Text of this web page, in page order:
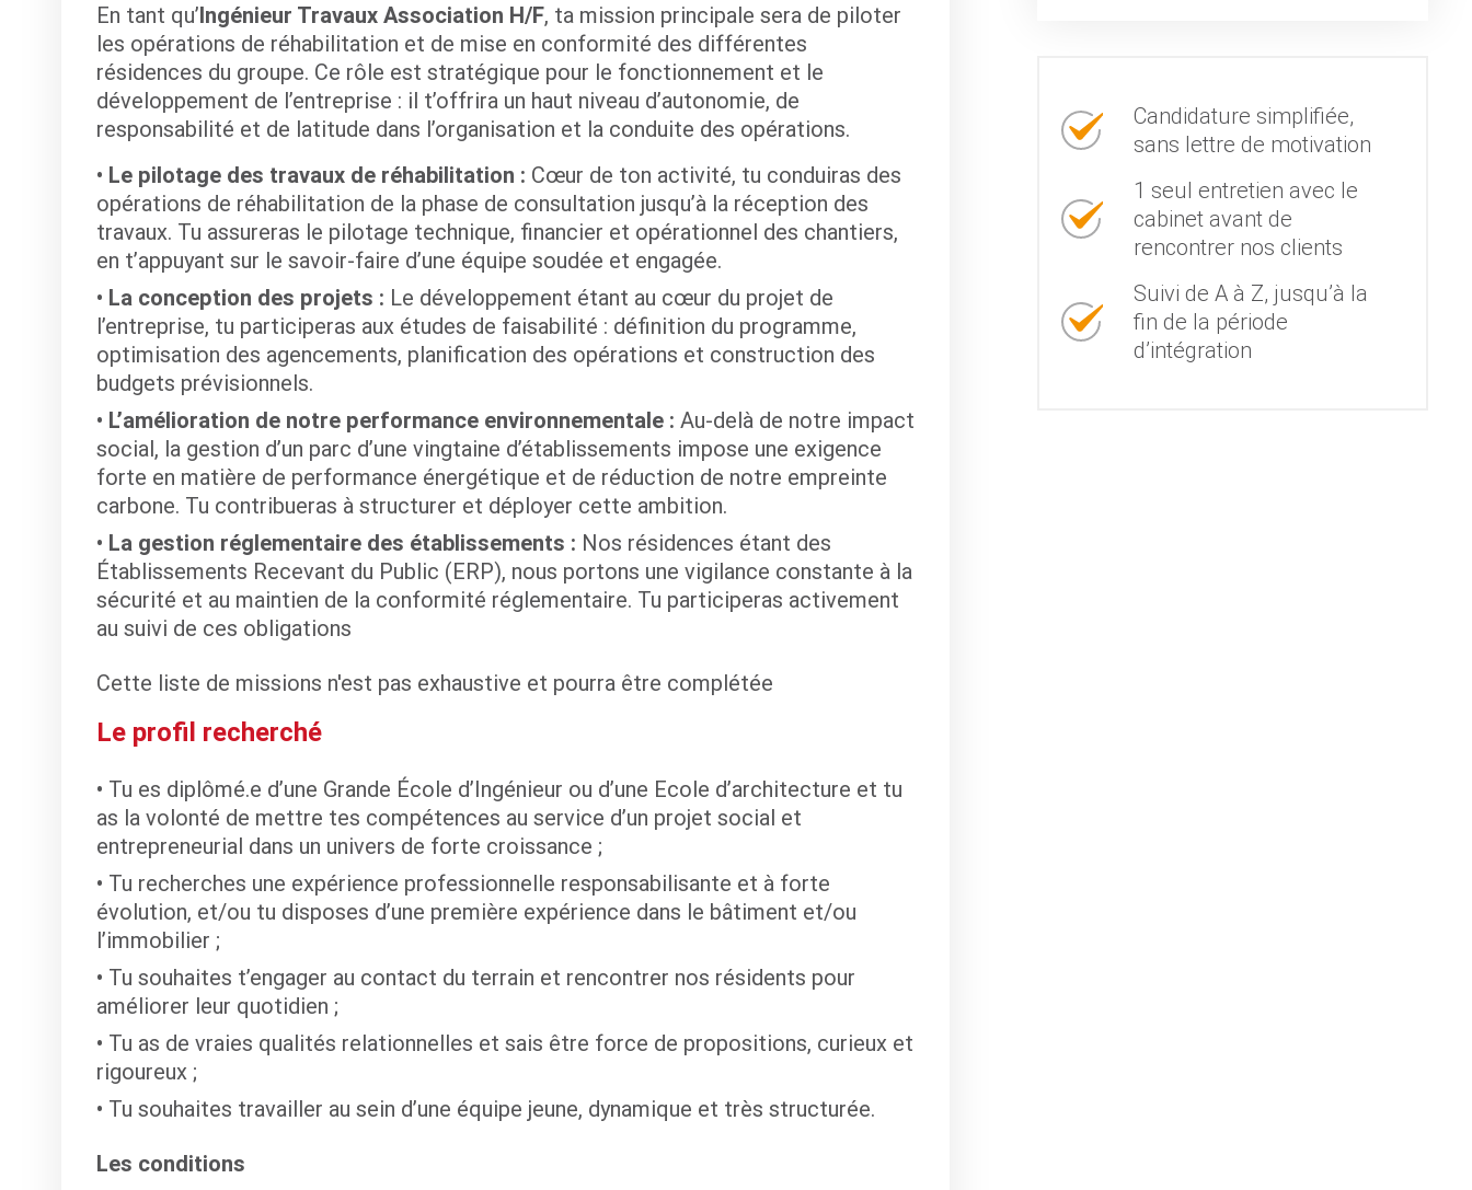
En tant qu’Ingénieur Travaux Association H/F, ta mission principale sera de piloter
les opérations de réhabilitation et de mise en conformité des différentes
résidences du groupe. Ce rôle est stratégique pour le fonctionnement et le
développement de l’entreprise : il t’offrira un haut niveau d’autonomie, de
responsabilité et de latitude dans l’organisation et la conduite des opérations.
Le pilotage des travaux de réhabilitation : Cœur de ton activité, tu conduiras des
opérations de réhabilitation de la phase de consultation jusqu’à la réception des
travaux. Tu assureras le pilotage technique, financier et opérationnel des chantiers,
en t’appuyant sur le savoir-faire d’une équipe soudée et engagée.
La conception des projets : Le développement étant au cœur du projet de
l’entreprise, tu participeras aux études de faisabilité : définition du programme,
optimisation des agencements, planification des opérations et construction des
budgets prévisionnels.
L’amélioration de notre performance environnementale : Au-delà de notre impact
social, la gestion d’un parc d’une vingtaine d’établissements impose une exigence
forte en matière de performance énergétique et de réduction de notre empreinte
carbone. Tu contribueras à structurer et déployer cette ambition.
La gestion réglementaire des établissements : Nos résidences étant des
Établissements Recevant du Public (ERP), nous portons une vigilance constante à la
sécurité et au maintien de la conformité réglementaire. Tu participeras activement
au suivi de ces obligations
Cette liste de missions n'est pas exhaustive et pourra être complétée
Le profil recherché
Tu es diplômé.e d’une Grande École d’Ingénieur ou d’une Ecole d’architecture et tu
as la volonté de mettre tes compétences au service d’un projet social et
entrepreneurial dans un univers de forte croissance ;
Tu recherches une expérience professionnelle responsabilisante et à forte
évolution, et/ou tu disposes d’une première expérience dans le bâtiment et/ou
l’immobilier ;
Tu souhaites t’engager au contact du terrain et rencontrer nos résidents pour
améliorer leur quotidien ;
Tu as de vraies qualités relationnelles et sais être force de propositions, curieux et
rigoureux ;
Tu souhaites travailler au sein d’une équipe jeune, dynamique et très structurée.
Les conditions
Candidature simplifiée,
sans lettre de motivation
1 seul entretien avec le
cabinet avant de
rencontrer nos clients
Suivi de A à Z, jusqu’à la
fin de la période
d’intégration